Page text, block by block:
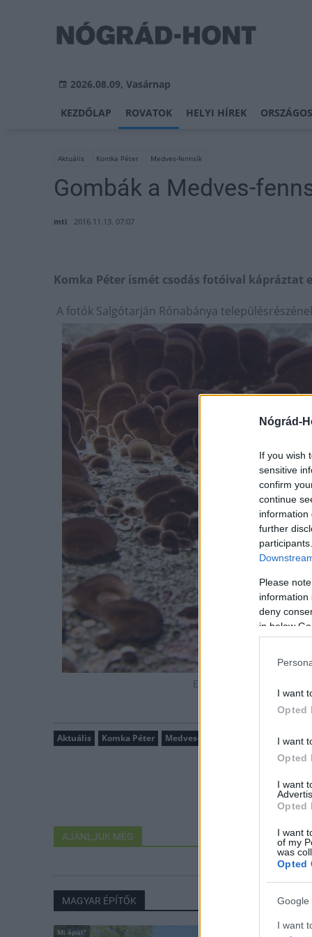
Nógrád-
If you wish
sensitive
confirm
continue
information
further
Please
information
deny
in below
I want
Opted
I want
Opted
I want
Opted
I want
of my
was
Opted
Google
I want
2026.08.09, Vasárnap
KEZDŐLAP ROVATOK HELYI HÍREK
Aktuális Komka Péter Medves-fennsík
Gombák a Medves-
mti 2016.11.13. 07:07
Komka Péter ismét csodás fotóival kápráztat
A fotók Salgótarján Rónabánya
Egyrétűtapló egy
Aktuális Komka Péter Medves-fennsík
AJÁNLJUK MÉG
MAGYAR ÉPÍTŐK
Mi épül?